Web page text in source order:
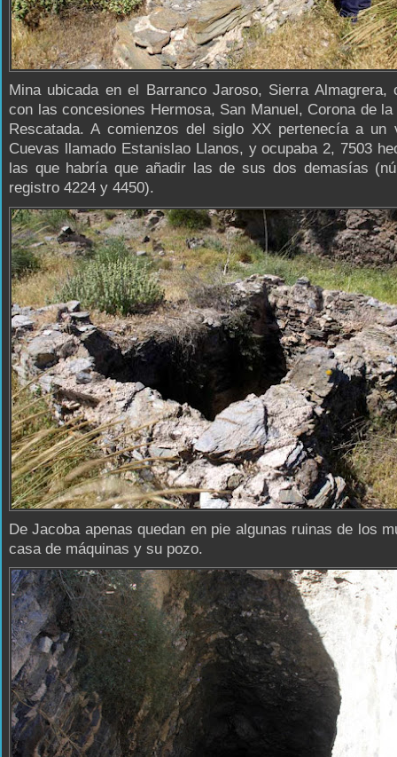
Mina ubicada en el Barranco Jaroso, Sierra Almagrera,
con las concesiones Hermosa, San Manuel, Corona de
Rescatada. A comienzos del siglo XX pertenecía a un
Cuevas llamado Estanislao Llanos, y ocupaba 2, 7503
las que habría que añadir las de sus dos demasías
registro 4224 y 4450).
De Jacoba apenas quedan en pie algunas ruinas de los
casa de máquinas y su pozo.